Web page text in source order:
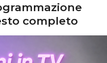
completo